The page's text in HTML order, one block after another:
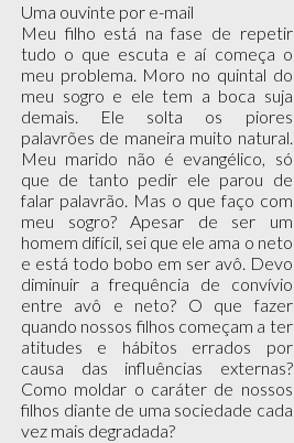
Uma ouvinte por e-mail
Meu filho está na fase de repetir
tudo o que escuta e aí começa o
meu problema. Moro no quintal do
meu sogro e ele tem a boca suja
demais. Ele solta os piores
palavrões de maneira muito natural.
Meu marido não é evangélico, só
que de tanto pedir ele parou de
falar palavrão. Mas o que faço com
meu sogro? Apesar de ser um
homem difícil, sei que ele ama o neto
e está todo bobo em ser avô. Devo
diminuir a frequência de convívio
entre avô e neto? O que fazer
quando nossos filhos começam a ter
atitudes e hábitos errados por
causa das influências externas?
Como moldar o caráter de nossos
filhos diante de uma sociedade cada
vez mais degradada?